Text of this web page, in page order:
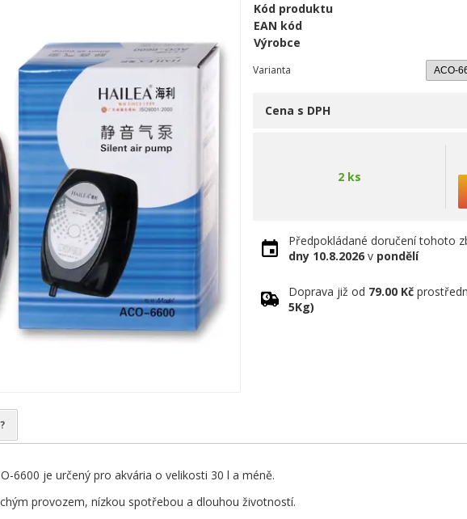
Kód produktu
EAN kód
Výrobce
Varianta
Cena s DPH
2 ks
Předpokládané doručení tohoto
dny 10.8.2026 v pondělí
Doprava již od 79.00 Kč
5Kg)
?
6600 je určený pro akvária o velikosti 30 l a méně.
provozem, nízkou spotřebou a dlouhou životností.